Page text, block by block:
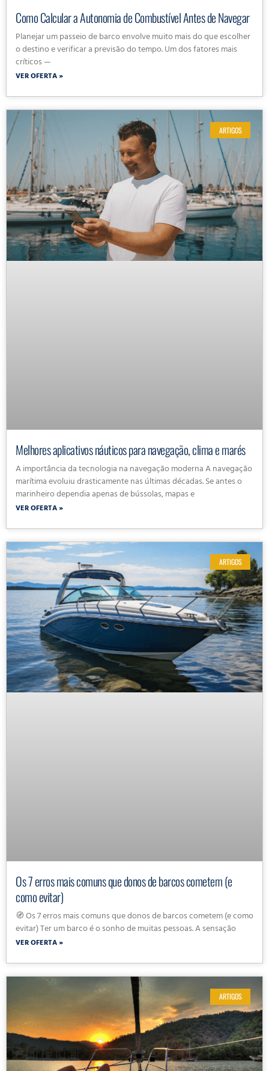
Como Calcular a Autonomia de Combustível Antes de Navegar
Planejar um passeio de barco envolve muito mais do que escolher
o destino e verificar a previsão do tempo. Um dos fatores mais
críticos —
VER OFERTA »
ARTIGOS
Melhores aplicativos náuticos para navegação, clima e marés
A importância da tecnologia na navegação moderna A navegação
marítima evoluiu drasticamente nas últimas décadas. Se antes o
marinheiro dependia apenas de bússolas, mapas e
VER OFERTA »
ARTIGOS
Os 7 erros mais comuns que donos de barcos cometem (e
como evitar)
🧭 Os 7 erros mais comuns que donos de barcos cometem (e como
evitar) Ter um barco é o sonho de muitas pessoas. A sensação
VER OFERTA »
ARTIGOS